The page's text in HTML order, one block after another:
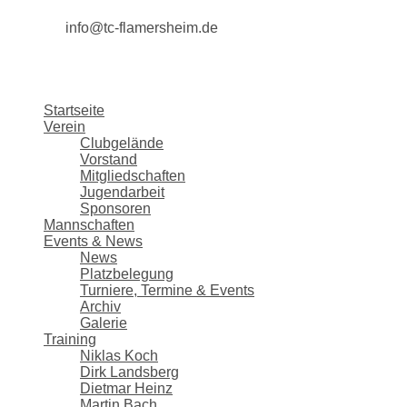
info@tc-flamersheim.de
Startseite
Verein
Clubgelände
Vorstand
Mitgliedschaften
Jugendarbeit
Sponsoren
Mannschaften
Events & News
News
Platzbelegung
Turniere, Termine & Events
Archiv
Galerie
Training
Niklas Koch
Dirk Landsberg
Dietmar Heinz